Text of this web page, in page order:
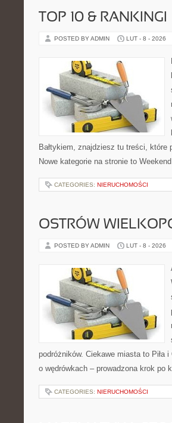
TOP 10 & RANKINGI
POSTED BY ADMIN LUT - 8 - 2026
Bałtykiem, znajdziesz tu treści, które
Nowe kategorie na stronie to
CATEGORIES: NIERUCHOMOŚCI
OSTRÓW
POSTED BY ADMIN LUT - 8 - 2026
podróżników. Ciekawe miasta to Piła
o wędrówkach – prowadzona krok
CATEGORIES: NIERUCHOMOŚCI